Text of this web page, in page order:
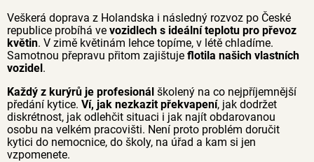
Veškerá doprava z Holandska i následný rozvoz po České
republice probíhá ve vozidlech s ideální teplotu pro převoz
květin. V zimě květinám lehce topíme, v létě chladíme.
Samotnou přepravu přitom zajištuje flotila našich vlastních
vozidel.
Každý z kurýrů je profesionál školený na co nejpříjemnější
předání kytice. Ví, jak nezkazit překvapení, jak dodržet
diskrétnost, jak odlehčit situaci i jak najít obdarovanou
osobu na velkém pracovišti. Není proto problém doručit
kytici do nemocnice, do školy, na úřad a kam si jen
vzpomenete.